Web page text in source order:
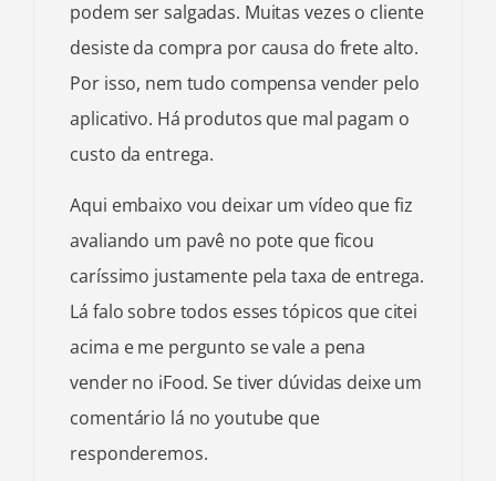
podem ser salgadas. Muitas vezes o cliente
desiste da compra por causa do frete alto.
Por isso, nem tudo compensa vender pelo
aplicativo. Há produtos que mal pagam o
custo da entrega.
Aqui embaixo vou deixar um vídeo que fiz
avaliando um pavê no pote que ficou
caríssimo justamente pela taxa de entrega.
Lá falo sobre todos esses tópicos que citei
acima e me pergunto se vale a pena
vender no iFood. Se tiver dúvidas deixe um
comentário lá no youtube que
responderemos.